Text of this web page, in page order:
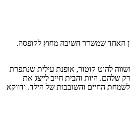
האחד שמשדר חשיבה מחוץ לקופסה.
להוט קוטור, אופנת עילית שנתפרת
שלהם. היות והבית חייב לייצג את
החיים והשובבות של הילד. ודווקא